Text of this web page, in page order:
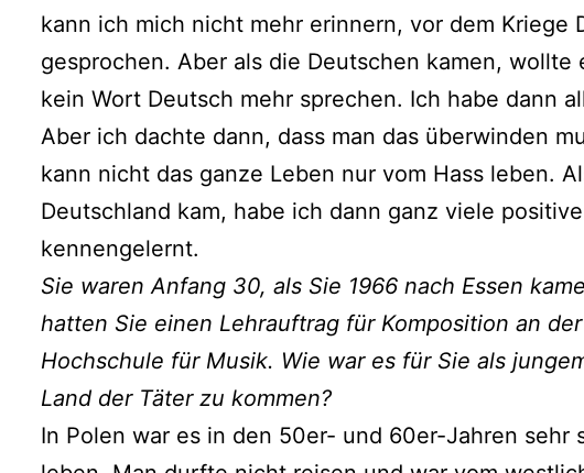
kann ich mich nicht mehr erinnern, vor dem Kriege
gesprochen. Aber als die Deutschen kamen, wollte
kein Wort Deutsch mehr sprechen. Ich habe dann
Aber ich dachte dann, dass man das überwinden
kann nicht das ganze Leben nur vom Hass leben.
Deutschland kam, habe ich dann ganz viele
kennengelernt.
Sie waren Anfang 30, als Sie 1966 nach Essen
hatten Sie einen Lehrauftrag für Komposition an
Hochschule für Musik. Wie war es für Sie als
Land der Täter zu kommen?
In Polen war es in den 50er- und 60er-Jahren sehr